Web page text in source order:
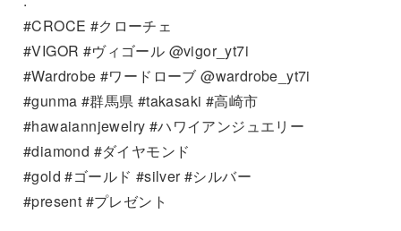
#CROCE #クローチェ
#VIGOR #ヴィゴール @vigor_yt7i
#Wardrobe #ワードローブ @wardrobe_yt7i
#gunma #群馬県 #takasaki #高崎市
#hawaiannjewelry #ハワイアンジュエリー
#diamond #ダイヤモンド
#gold #ゴールド #silver #シルバー
#present #プレゼント